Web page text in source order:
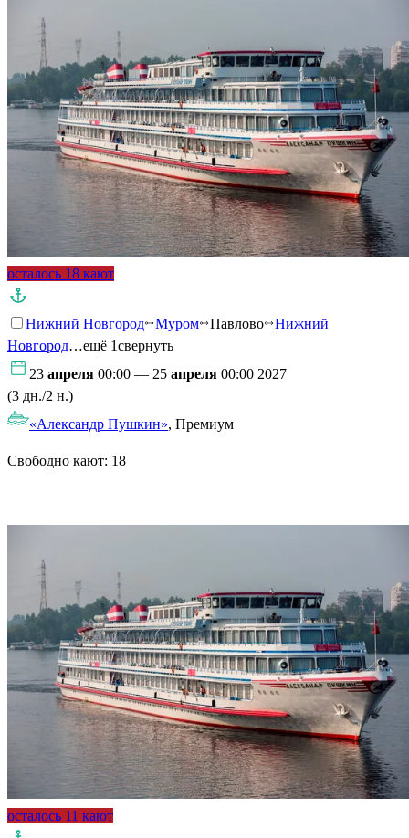
осталось 18 кают
Нижний Новгород Муром Павлово
Нижний
Новгород…ещё 1свернуть
23 апреля 00:00 — 25 апреля 00:00 2027
(3 дн./2 н.)
«Александр Пушкин», Премиум
Свободно кают: 18
осталось 11 кают